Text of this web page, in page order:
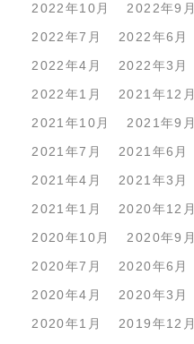
2022年10月
2022年9月
2022年7月
2022年6月
2022年4月
2022年3月
2022年1月
2021年12月
2021年10月
2021年9月
2021年7月
2021年6月
2021年4月
2021年3月
2021年1月
2020年12月
2020年10月
2020年9月
2020年7月
2020年6月
2020年4月
2020年3月
2020年1月
2019年12月